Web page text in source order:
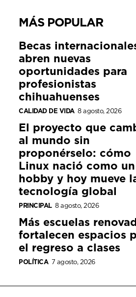
MÁS POPULAR
Becas
abren nuevas
oportunidades para
profesionistas
chihuahuenses
CALIDAD DE VIDA 8 agosto, 2026
El proyecto que
al mundo sin
proponérselo: cómo
Linux nació como un
hobby y hoy mueve
tecnología global
PRINCIPAL 8 agosto, 2026
Más escuelas
fortalecen espacios
el regreso a clases
POLÍTICA 7 agosto, 2026